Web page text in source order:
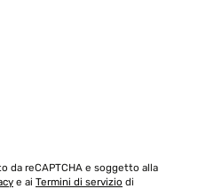
da reCAPTCHA e soggetto alla
e ai Termini di servizio di